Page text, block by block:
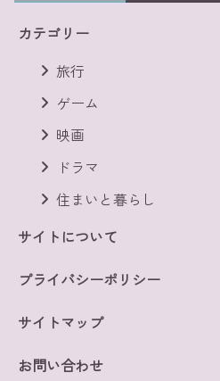
カテゴリー
旅行
ゲーム
映画
ドラマ
住まいと暮らし
サイトについて
プライバシーポリシー
サイトマップ
お問い合わせ